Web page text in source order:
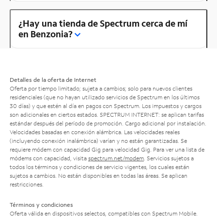
¿Hay una tienda de Spectrum cerca de mí
en Benzonia?
Detalles de la oferta de Internet
Oferta por tiempo limitado; sujeta a cambios; solo para nuevos clientes
residenciales (que no hayan utilizado servicios de Spectrum en los últimos
30 días) y que estén al día en pagos con Spectrum. Los impuestos y cargos
son adicionales en ciertos estados. SPECTRUM INTERNET: se aplican tarifas
estándar después del período de promoción. Cargo adicional por instalación.
Velocidades basadas en conexión alámbrica. Las velocidades reales
(incluyendo conexión inalámbrica) varían y no están garantizadas. Se
requiere módem con capacidad Gig para velocidad Gig. Para ver una lista de
módems con capacidad, visita spectrum.net/modem . Servicios sujetos a
todos los términos y condiciones de servicio vigentes, los cuales están
sujetos a cambios. No están disponibles en todas las áreas. Se aplican
restricciones.
Términos y condiciones
Oferta válida en dispositivos selectos, compatibles con Spectrum Mobile.